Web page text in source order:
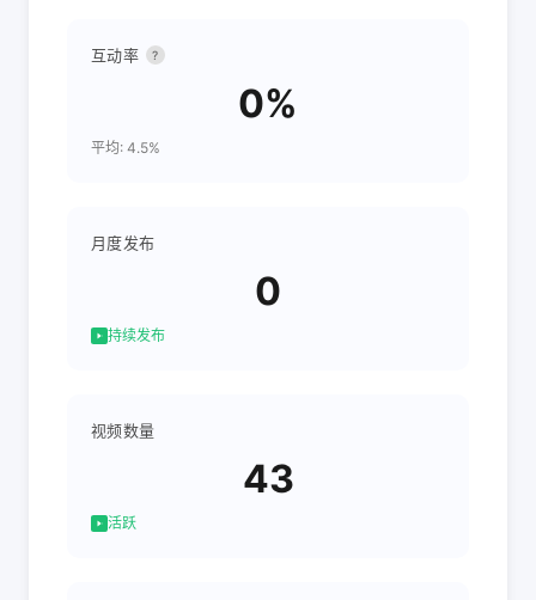
互动率 ?
0%
平均: 4.5%
月度发布
0
持续发布
视频数量
43
活跃